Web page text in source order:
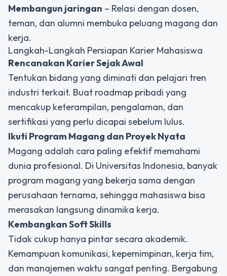
Membangun jaringan – Relasi dengan dosen,
teman, dan alumni membuka peluang magang dan
kerja.
Langkah-Langkah Persiapan Karier Mahasiswa
Rencanakan Karier Sejak Awal
Tentukan bidang yang diminati dan pelajari tren
industri terkait. Buat roadmap pribadi yang
mencakup keterampilan, pengalaman, dan
sertifikasi yang perlu dicapai sebelum lulus.
Ikuti Program Magang dan Proyek Nyata
Magang adalah cara paling efektif memahami
dunia profesional. Di Universitas Indonesia, banyak
program magang yang bekerja sama dengan
perusahaan ternama, sehingga mahasiswa bisa
merasakan langsung dinamika kerja.
Kembangkan Soft Skills
Tidak cukup hanya pintar secara akademik.
Kemampuan komunikasi, kepemimpinan, kerja tim,
dan manajemen waktu sangat penting. Bergabung